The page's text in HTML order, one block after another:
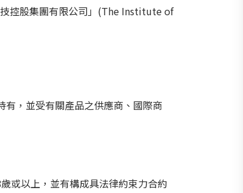
控股集團有限公司」(The Institute of
，並受有關產品之供應商、國際商
或以上，並有構成具法律約束力合約